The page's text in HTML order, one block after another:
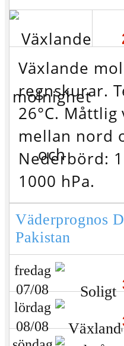
Växlande
regnskurar.
26°C.
mellan nord
Nederbörd:
1000 hPa.
Väderprognos
Pakistan
fredag
07/08
lördag
08/08